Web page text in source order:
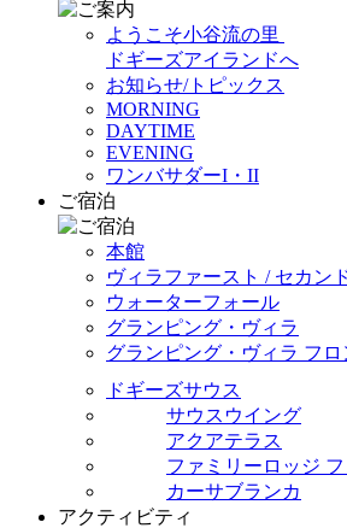
ようこそ小谷流の里
ドギーズアイランドへ
お知らせ/トピックス
MORNING
DAYTIME
EVENING
ワンバサダーI・II
ご宿泊
本館
ヴィラファースト / セカン
ウォーターフォール
グランピング・ヴィラ
グランピング・ヴィラ フロ
ドギーズサウス
サウスウイング
アクアテラス
ファミリーロッジ
カーサブランカ
アクティビティ